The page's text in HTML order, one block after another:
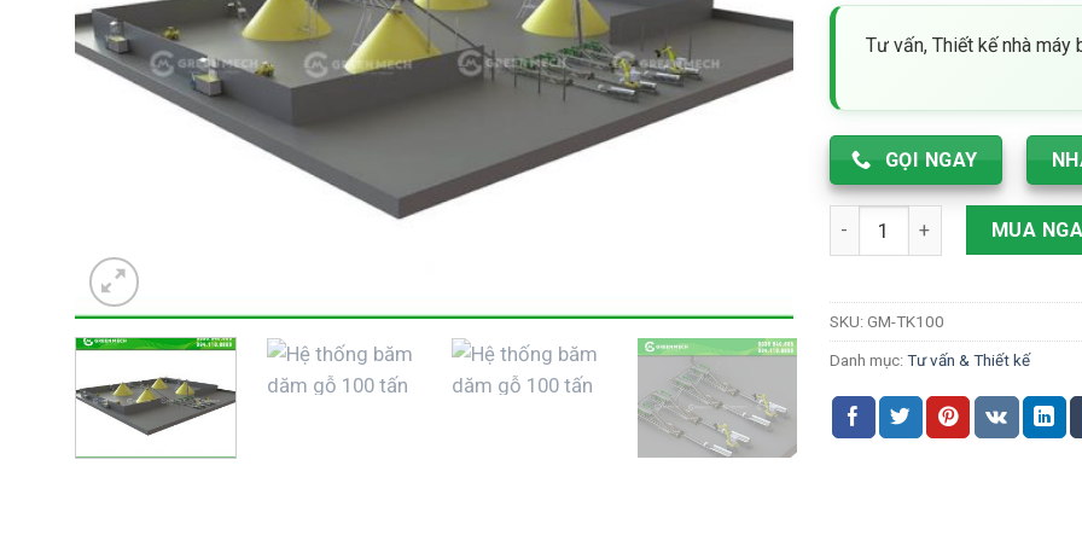
là:
1,200 ₫.
tại
là:
Tư vấn, Thiết kế nhà
GỌI NGAY
Thiết kế nhà máy băm dăm
MUA
SKU: GM-TK100
Danh mục: Tư vấn & Thiết kế